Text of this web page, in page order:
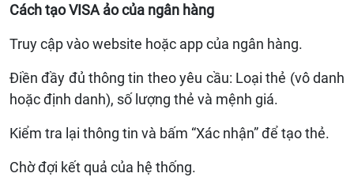
Cách tạo VISA ảo của ngân hàng
Truy cập vào website hoặc app của ngân hàng.
Điền đầy đủ thông tin theo yêu cầu: Loại thẻ (vô danh
hoặc định danh), số lượng thẻ và mệnh giá.
Kiểm tra lại thông tin và bấm “Xác nhận” để tạo thẻ.
Chờ đợi kết quả của hệ thống.